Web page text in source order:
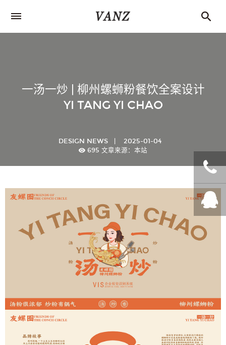
一汤一炒 | 柳州螺蛳粉餐饮全案设计
YI TANG YI CHAO
DESIGN NEWS | 2025-01-04
695 文章来源：本站
+86
在线客服